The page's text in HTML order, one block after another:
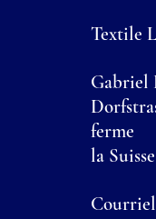
Textile
Gabriel
ferme
la Suisse